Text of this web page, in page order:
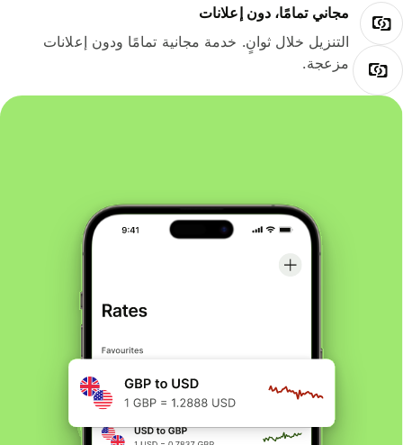
مجاني تمامًا، دون إعلانات
التنزيل خلال ثوانٍ. خدمة مجانية تمامًا ودون إعلانات
مزعجة.